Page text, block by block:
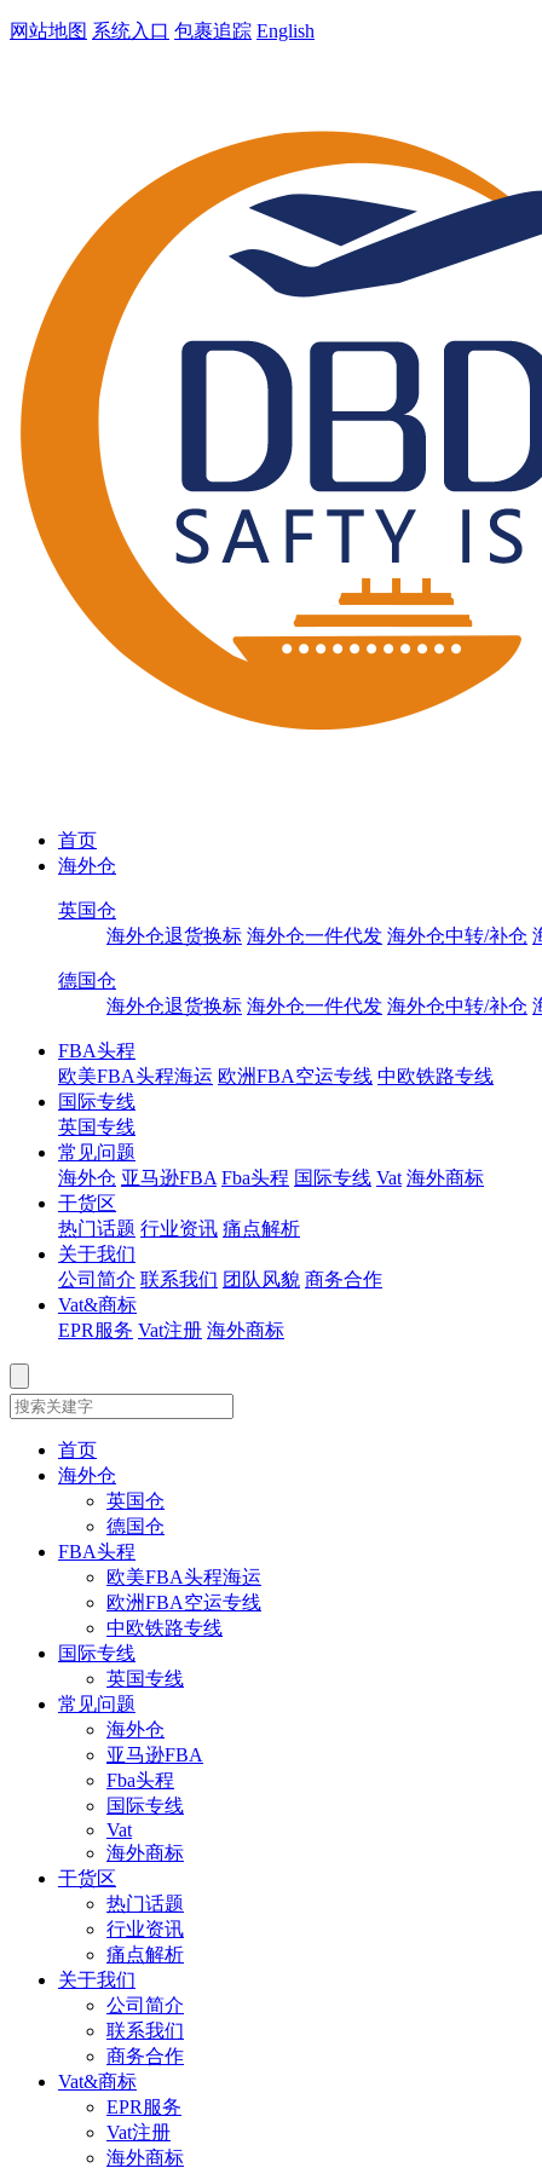
网站地图 系统入口 包裹追踪 English
首页
海外仓
英国仓
海外仓退货换标 海外仓一件代发 海外仓中转/补仓
德国仓
海外仓退货换标 海外仓一件代发 海外仓中转/补仓
FBA头程
欧美FBA头程海运 欧洲FBA空运专线 中欧铁路专线
国际专线
英国专线
常见问题
海外仓 亚马逊FBA Fba头程 国际专线 Vat 海外商标
干货区
热门话题 行业资讯 痛点解析
关于我们
公司简介 联系我们 团队风貌 商务合作
Vat&商标
EPR服务 Vat注册 海外商标
首页
海外仓
英国仓
德国仓
FBA头程
欧美FBA头程海运
欧洲FBA空运专线
中欧铁路专线
国际专线
英国专线
常见问题
海外仓
亚马逊FBA
Fba头程
国际专线
Vat
海外商标
干货区
热门话题
行业资讯
痛点解析
关于我们
公司简介
联系我们
商务合作
Vat&商标
EPR服务
Vat注册
海外商标